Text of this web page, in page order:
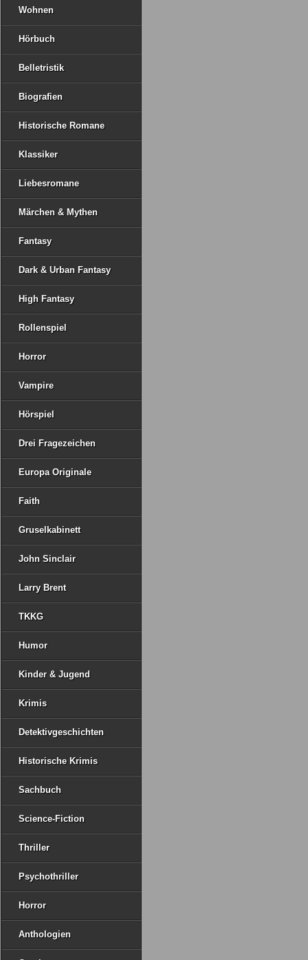
Wohnen
Hörbuch
Belletristik
Biografien
Historische Romane
Klassiker
Liebesromane
Märchen & Mythen
Fantasy
Dark & Urban Fantasy
High Fantasy
Rollenspiel
Horror
Vampire
Hörspiel
Drei Fragezeichen
Europa Originale
Faith
Gruselkabinett
John Sinclair
Larry Brent
TKKG
Humor
Kinder & Jugend
Krimis
Detektivgeschichten
Historische Krimis
Sachbuch
Science-Fiction
Thriller
Psychothriller
Horror
Anthologien